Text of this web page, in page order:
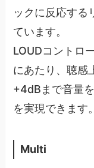
ックに反応する
ています。
LOUDコントロ
にあたり、聴感
+4dBまで音量
を実現できます。
Multi